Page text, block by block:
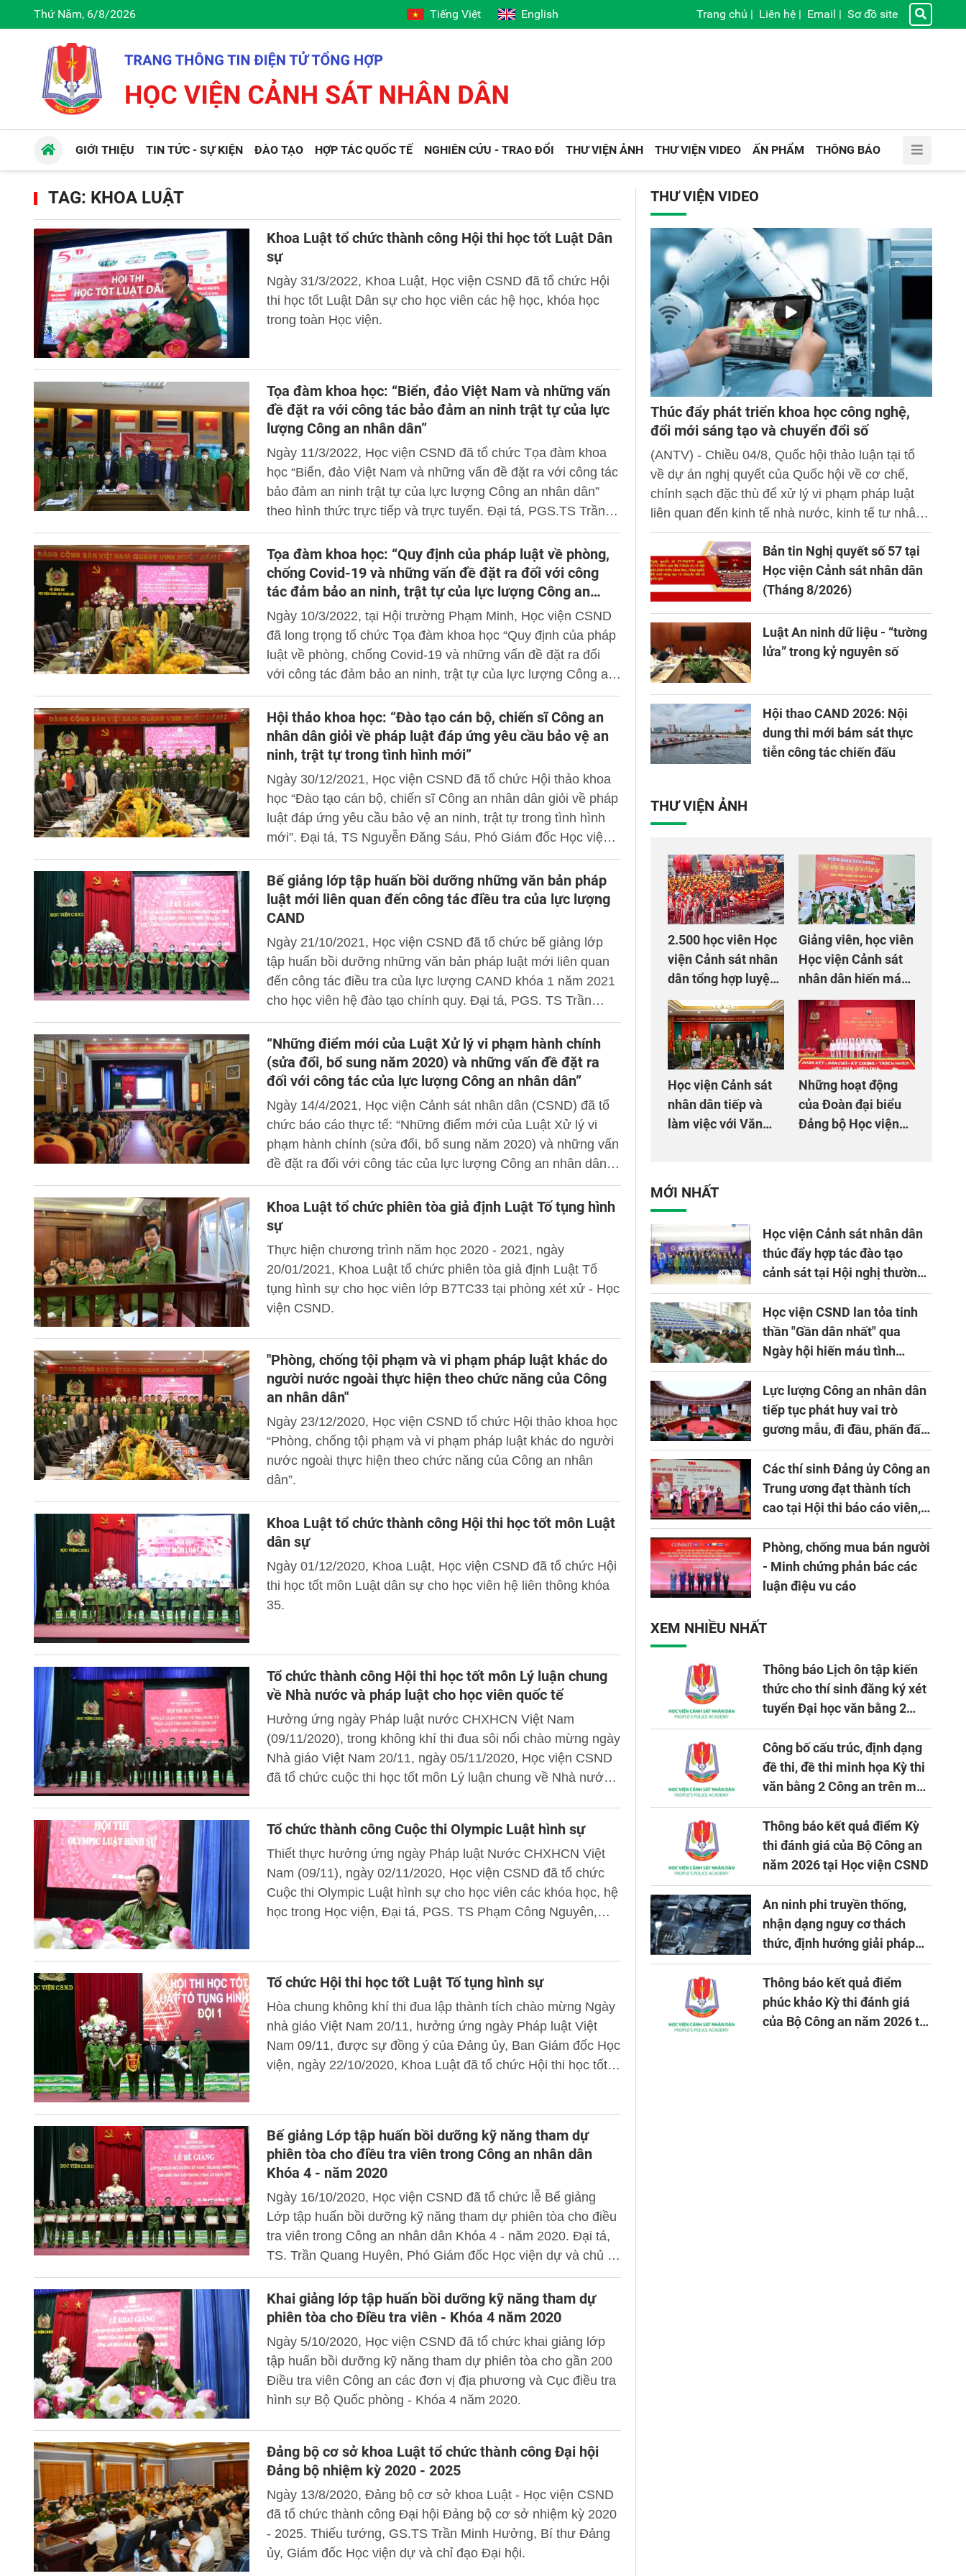
Thứ Năm, 6/8/2026 Tiếng Việt English Trang chủ | Liên hệ | Email | Sơ đồ site
GIỚI THIỆU TIN TỨC - SỰ KIỆN ĐÀO TẠO HỢP TÁC QUỐC TẾ NGHIÊN CỨU - TRAO ĐỔI THƯ VIỆN ẢNH THƯ VIỆN VIDEO ẤN PHẨM THÔNG BÁO
TAG: KHOA LUẬT
Khoa Luật tổ chức thành công Hội thi học tốt Luật Dân
sự
Ngày 31/3/2022, Khoa Luật, Học viện CSND đã tổ chức Hội
thi học tốt Luật Dân sự cho học viên các hệ học, khóa học
trong toàn Học viện.
Tọa đàm khoa học: “Biển, đảo Việt Nam và những vấn
đề đặt ra với công tác bảo đảm an ninh trật tự của lực
lượng Công an nhân dân”
Ngày 11/3/2022, Học viện CSND đã tổ chức Tọa đàm khoa
học “Biển, đảo Việt Nam và những vấn đề đặt ra với công tác
bảo đảm an ninh trật tự của lực lượng Công an nhân dân”
theo hình thức trực tiếp và trực tuyến. Đại tá, PGS.TS Trần
Hồng Quang, Phó Giám đốc Học viện dự và chủ trì Tọa đàm
khoa học.
Tọa đàm khoa học: “Quy định của pháp luật về phòng,
chống Covid-19 và những vấn đề đặt ra đối với công
tác đảm bảo an ninh, trật tự của lực lượng Công an
nhân dân”
Ngày 10/3/2022, tại Hội trường Phạm Minh, Học viện CSND
đã long trọng tổ chức Tọa đàm khoa học “Quy định của pháp
luật về phòng, chống Covid-19 và những vấn đề đặt ra đối
với công tác đảm bảo an ninh, trật tự của lực lượng Công an
nhân dân” theo hình thức trực tiếp và trực tuyến. Đồng chí
Đại tá, PGS.TS Trần Hồng Quang, Phó Giám đốc Học viện
dự và chủ trì Tọa đàm.
Hội thảo khoa học: “Đào tạo cán bộ, chiến sĩ Công an
nhân dân giỏi về pháp luật đáp ứng yêu cầu bảo vệ an
ninh, trật tự trong tình hình mới”
Ngày 30/12/2021, Học viện CSND đã tổ chức Hội thảo khoa
học “Đào tạo cán bộ, chiến sĩ Công an nhân dân giỏi về pháp
luật đáp ứng yêu cầu bảo vệ an ninh, trật tự trong tình hình
mới”. Đại tá, TS Nguyễn Đăng Sáu, Phó Giám đốc Học viện
dự và chủ trì Hội thảo.
Bế giảng lớp tập huấn bồi dưỡng những văn bản pháp
luật mới liên quan đến công tác điều tra của lực lượng
CAND
Ngày 21/10/2021, Học viện CSND đã tổ chức bế giảng lớp
tập huấn bồi dưỡng những văn bản pháp luật mới liên quan
đến công tác điều tra của lực lượng CAND khóa 1 năm 2021
cho học viên hệ đào tạo chính quy. Đại tá, PGS. TS Trần
Hồng Quang, Phó Giám đốc Học viện dự và chủ trì buổi lễ.
“Những điểm mới của Luật Xử lý vi phạm hành chính
(sửa đổi, bổ sung năm 2020) và những vấn đề đặt ra
đối với công tác của lực lượng Công an nhân dân”
Ngày 14/4/2021, Học viện Cảnh sát nhân dân (CSND) đã tổ
chức báo cáo thực tế: “Những điểm mới của Luật Xử lý vi
phạm hành chính (sửa đổi, bổ sung năm 2020) và những vấn
đề đặt ra đối với công tác của lực lượng Công an nhân dân”
cho cán bộ, giảng viên và học viện Học viện.
Khoa Luật tổ chức phiên tòa giả định Luật Tố tụng hình
sự
Thực hiện chương trình năm học 2020 - 2021, ngày
20/01/2021, Khoa Luật tổ chức phiên tòa giả định Luật Tố
tụng hình sự cho học viên lớp B7TC33 tại phòng xét xử - Học
viện CSND.
"Phòng, chống tội phạm và vi phạm pháp luật khác do
người nước ngoài thực hiện theo chức năng của Công
an nhân dân"
Ngày 23/12/2020, Học viện CSND tổ chức Hội thảo khoa học
“Phòng, chống tội phạm và vi phạm pháp luật khác do người
nước ngoài thực hiện theo chức năng của Công an nhân
dân”.
Khoa Luật tổ chức thành công Hội thi học tốt môn Luật
dân sự
Ngày 01/12/2020, Khoa Luật, Học viện CSND đã tổ chức Hội
thi học tốt môn Luật dân sự cho học viên hệ liên thông khóa
35.
Tổ chức thành công Hội thi học tốt môn Lý luận chung
về Nhà nước và pháp luật cho học viên quốc tế
Hưởng ứng ngày Pháp luật nước CHXHCN Việt Nam
(09/11/2020), trong không khí thi đua sôi nổi chào mừng ngày
Nhà giáo Việt Nam 20/11, ngày 05/11/2020, Học viện CSND
đã tổ chức cuộc thi học tốt môn Lý luận chung về Nhà nước
CSND dự và phát biểu chỉ đạo tại buổi lễ.
Tổ chức thành công Cuộc thi Olympic Luật hình sự
Thiết thực hưởng ứng ngày Pháp luật Nước CHXHCN Việt
Nam (09/11), ngày 02/11/2020, Học viện CSND đã tổ chức
Cuộc thi Olympic Luật hình sự cho học viên các khóa học, hệ
học trong Học viện, Đại tá, PGS. TS Phạm Công Nguyên,
Tổ chức Hội thi học tốt Luật Tố tụng hình sự
Hòa chung không khí thi đua lập thành tích chào mừng Ngày
nhà giáo Việt Nam 20/11, hưởng ứng ngày Pháp luật Việt
Nam 09/11, được sự đồng ý của Đảng ủy, Ban Giám đốc Học
viện, ngày 22/10/2020, Khoa Luật đã tổ chức Hội thi học tốt
Bế giảng Lớp tập huấn bồi dưỡng kỹ năng tham dự
phiên tòa cho điều tra viên trong Công an nhân dân
Khóa 4 - năm 2020
Ngày 16/10/2020, Học viện CSND đã tổ chức lễ Bế giảng
Lớp tập huấn bồi dưỡng kỹ năng tham dự phiên tòa cho điều
tra viên trong Công an nhân dân Khóa 4 - năm 2020. Đại tá,
TS. Trần Quang Huyên, Phó Giám đốc Học viện dự và chủ trì
buổi lễ.
Khai giảng lớp tập huấn bồi dưỡng kỹ năng tham dự
phiên tòa cho Điều tra viên - Khóa 4 năm 2020
Ngày 5/10/2020, Học viện CSND đã tổ chức khai giảng lớp
tập huấn bồi dưỡng kỹ năng tham dự phiên tòa cho gần 200
Điều tra viên Công an các đơn vị địa phương và Cục điều tra
hình sự Bộ Quốc phòng - Khóa 4 năm 2020.
Đảng bộ cơ sở khoa Luật tổ chức thành công Đại hội
Đảng bộ nhiệm kỳ 2020 - 2025
Ngày 13/8/2020, Đảng bộ cơ sở khoa Luật - Học viện CSND
đã tổ chức thành công Đại hội Đảng bộ cơ sở nhiệm kỳ 2020
- 2025. Thiếu tướng, GS.TS Trần Minh Hưởng, Bí thư Đảng
ủy, Giám đốc Học viện dự và chỉ đạo Đại hội.
THƯ VIỆN VIDEO
Thúc đẩy phát triển khoa học công nghệ,
đổi mới sáng tạo và chuyển đổi số
(ANTV) - Chiều 04/8, Quốc hội thảo luận tại tổ
về dự án nghị quyết của Quốc hội về cơ chế,
chính sạch đặc thù để xử lý vi phạm pháp luật
liên quan đến kinh tế nhà nước, kinh tế tư nhân
và ứng dụng khoa học công nghệ, đổi mới sáng
tạo và chuyển đổi số.Bản tin Nghị quyết số 57 tại
Học viện Cảnh sát nhân dân
(Tháng 8/2026)
Luật An ninh dữ liệu - “tường
lửa” trong kỷ nguyên số
Hội thao CAND 2026: Nội
dung thi mới bám sát thực
tiễn công tác chiến đấu
THƯ VIỆN ẢNH
2.500 học viên Học
viện Cảnh sát nhân
dân tổng hợp luyện
màn Trống hội chào
mừng Đại hội Đảng
Giảng viên, học viên
Học viện Cảnh sát
nhân dân hiến máu
giúp dân và đồng
đội
Học viện Cảnh sát
nhân dân tiếp và
làm việc với Văn
Bản tại Việt Nam
Những hoạt động
của Đoàn đại biểu
Đảng bộ Học viện
- 2030
MỚI NHẤT
Học viện Cảnh sát nhân dân
thúc đẩy hợp tác đào tạo
cảnh sát tại Hội nghị thường
niên lần thứ 10 của Hiệp hội
APTA
Học viện CSND lan tỏa tinh
thần "Gần dân nhất" qua
Ngày hội hiến máu tình
nguyện
Lực lượng Công an nhân dân
tiếp tục phát huy vai trò
gương mẫu, đi đầu, phấn đấu
hoàn thành xuất sắc mọi
nhiệm vụ được giao
Các thí sinh Đảng ủy Công an
Trung ương đạt thành tích
cao tại Hội thi báo cáo viên,
tuyên truyền viên giỏi khu
vực II năm 2026
Phòng, chống mua bán người
- Minh chứng phản bác các
luận điệu vu cáo
XEM NHIỀU NHẤT
Thông báo Lịch ôn tập kiến
thức cho thí sinh đăng ký xét
tuyển Đại học văn bằng 2
tuyển mới, mở tại Học viện
CSND năm học 2026 - 2027
Công bố cấu trúc, định dạng
đề thi, đề thi minh họa Kỳ thi
văn bằng 2 Công an trên máy
tính
Thông báo kết quả điểm Kỳ
thi đánh giá của Bộ Công an
năm 2026 tại Học viện CSND
An ninh phi truyền thống,
nhận dạng nguy cơ thách
thức, định hướng giải pháp
đảm bảo an ninh quốc gia
trong tình hình hiện nay
Thông báo kết quả điểm
phúc khảo Kỳ thi đánh giá
của Bộ Công an năm 2026 tại